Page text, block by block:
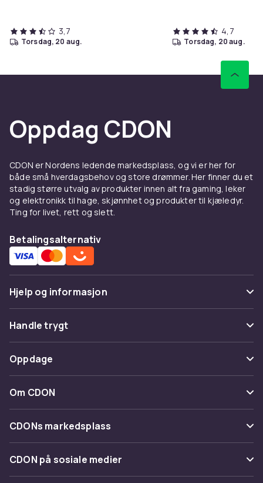
3,7
torsdag, 20 aug.
4,7
torsdag, 20 aug.
Oppdag CDON
CDON er Nordens ledende markedsplass, og vi er her for
både små hverdagsbehov og store drømmer. Her finner du et
stadig større utvalg av produkter innen alt fra gaming, leker
og elektronikk til hage, skjønnhet og produkter til kjæledyr.
Ting for livet, rett og slett.
Betalingsalternativ
Hjelp og informasjon
Vanlige spørsmål
Spor pakke
Angre & returner her
Kontakt oss
Handle trygt
Betaling
Levering
Tilbakekallinger
Oppdage
Kategorier
Varemerker
Om CDON
Om oss
Kundeanmeldelser
Jobbe på CDON
CDONs markedsplass
Merchant Help Center
CDON på sosiale medier